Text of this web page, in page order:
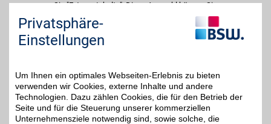
Sie "Externe Inhalte". Diese Auswahl können Sie
jederzeit über die Cookie-Einstellungen im
unteren Seitenbereich ändern.
Adresse
Privatsphäre-
Einstellungen
Um Ihnen ein optimales Webseiten-Erlebnis zu bieten
verwenden wir Cookies, externe Inhalte und andere
Technologien. Dazu zählen Cookies, die für den Betrieb der
Seite und für die Steuerung unserer kommerziellen
Unternehmensziele notwendig sind, sowie solche, die